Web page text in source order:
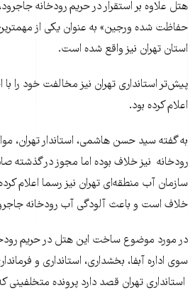
هتل علاوه بر استقرار در حریم رودخانه
حفاظت شده ورجین» به عنوان یکی از
استان تهران نیز واقع شده است.
پیش‌تر استانداری تهران نیز مخالفت خود را
اعلام کرده بود.
به گفته سید حسن هاشمی، استاندار تهران،
رودخانه نیز خلاف بوده اما مجوز در گذشته
سازمان آب منطقه‌ای تهران نیز رسما اعلام
خلاف است و باعث آلودگی آب رودخانه
در مورد موضوع ساخت این هتل در حریم
سوی اداره آبفا، بخشداری، استانداری و
استانداری تهران قصد دارد پرونده متخلفینی